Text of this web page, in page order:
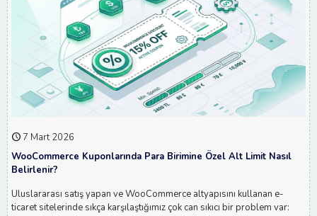
7 Mart 2026
WooCommerce Kuponlarında Para Birimine Özel Alt Limit Nasıl
Belirlenir?
Uluslararası satış yapan ve WooCommerce altyapısını kullanan e-
ticaret sitelerinde sıkça karşılaştığımız çok can sıkıcı bir problem var: